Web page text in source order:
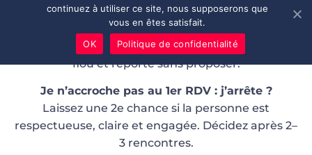
Comment distinguer sérieux et tiédeur ?
Le sérieux se voit dans la régularité et la
planification concrète. La tiédeur laisse planer le
flou et reporte sans proposer.
Je n’accroche pas au 1er RDV : j’arrête ?
Laissez une 2e chance si la personne est
respectueuse, claire et engagée. Décidez après 2–
3 rencontres.
continuez à utiliser ce site, nous supposerons que
vous en êtes satisfait.
OK
Politique de confidentialité